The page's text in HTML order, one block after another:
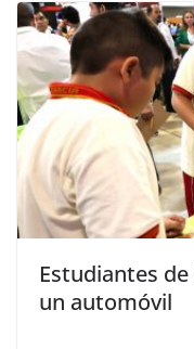
Estudiantes
un automóvil